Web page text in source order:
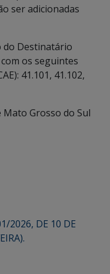
ser adicionadas
do Destinatário
os seguintes
41.101, 41.102,
Mato Grosso do Sul
2026, DE 10 DE